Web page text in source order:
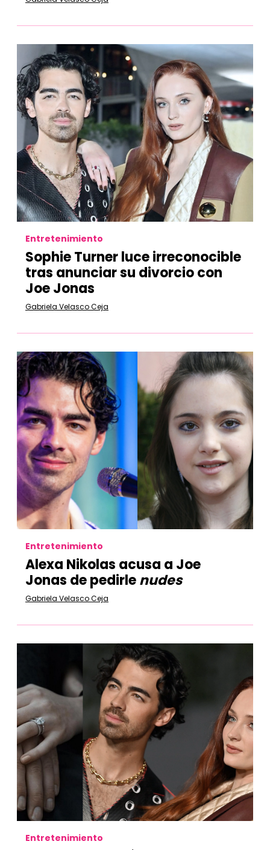
Entretenimiento
Sophie Turner luce irreconocible
tras anunciar su divorcio con
Joe Jonas
Gabriela Velasco Ceja
Entretenimiento
Alexa Nikolas acusa a Joe
Jonas de pedirlenudes
Gabriela Velasco Ceja
Entretenimiento